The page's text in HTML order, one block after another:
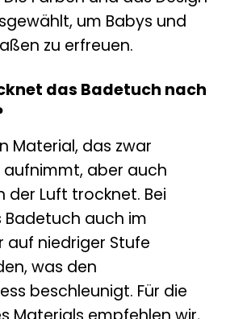
um Babys und
zu erfreuen.
das Badetuch nach
Material, das zwar
aber auch
der Luft trocknet. Bei
Badetuch auch im
auf niedriger Stufe
was den
beschleunigt. Für die